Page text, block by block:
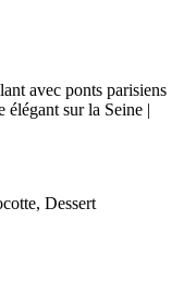
Dessert